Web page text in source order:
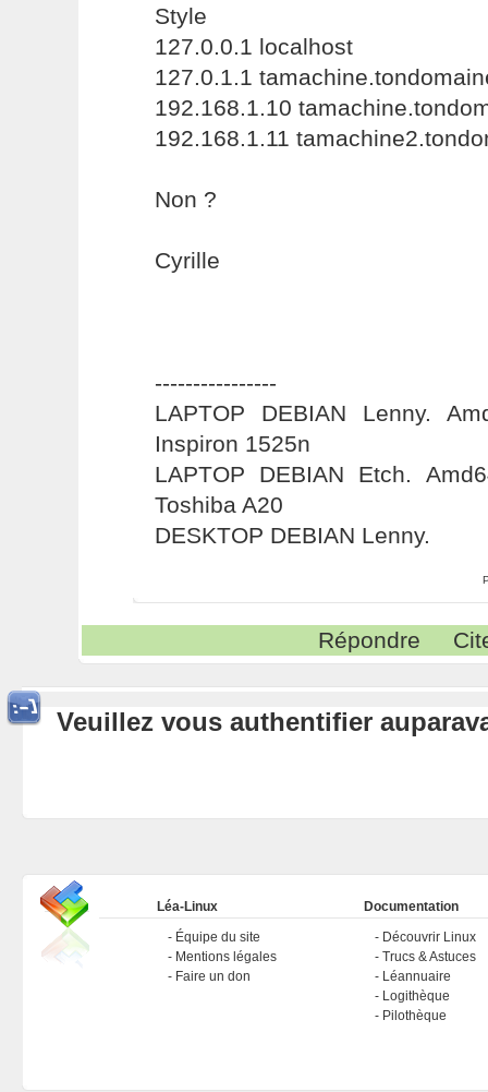
Style
127.0.0.1 localhost
127.0.1.1
192.168.1.10
192.168.1.11
Non ?
Cyrille
----------------
LAPTOP DEBIAN Lenny.
Inspiron 1525n
LAPTOP DEBIAN Etch.
Toshiba A20
DESKTOP DEBIAN Lenny.
Répondre
Veuillez vous authentifier
Léa-Linux
Équipe du site
Mentions légales
Faire un don
Documentation
Découvrir Linux
Trucs & Astuces
Léannuaire
Logithèque
Pilothèque